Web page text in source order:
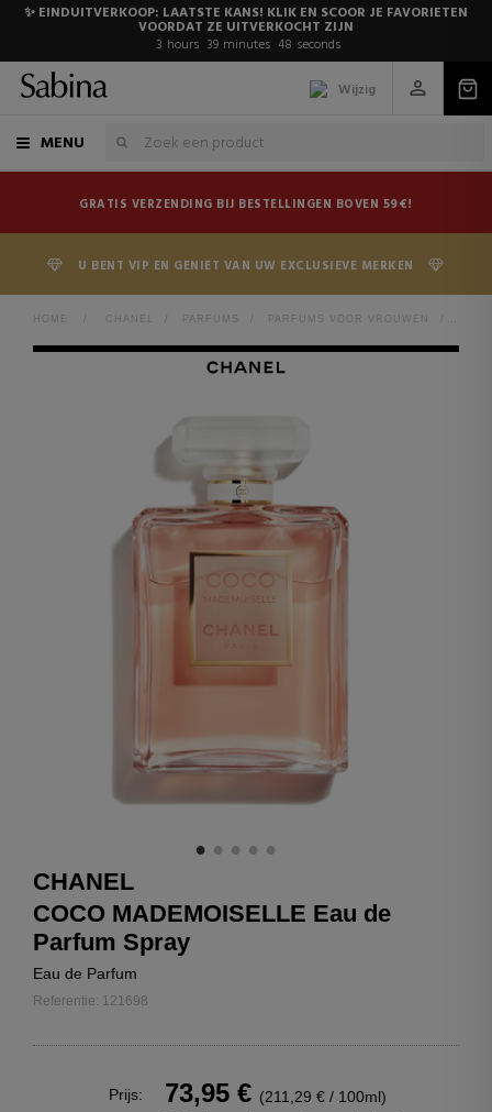
✨ EINDUITVERKOOP: LAATSTE KANS! KLIK EN SCOOR JE FAVORIETEN
VOORDAT ZE UITVERKOCHT ZIJN
3 hours 39 minutes 48 seconds
Wijzig
MENU
GRATIS VERZENDING BIJ BESTELLINGEN BOVEN 59€!
U BENT VIP EN GENIET VAN UW EXCLUSIEVE MERKEN
HOME CHANEL PARFUMS PARFUMS VOOR VROUWEN
CHANEL
COCO MADEMOISELLE Eau de
Parfum Spray
Eau de Parfum
Referentie: 121698
Prijs: 73,95 € (211,29 € / 100ml)